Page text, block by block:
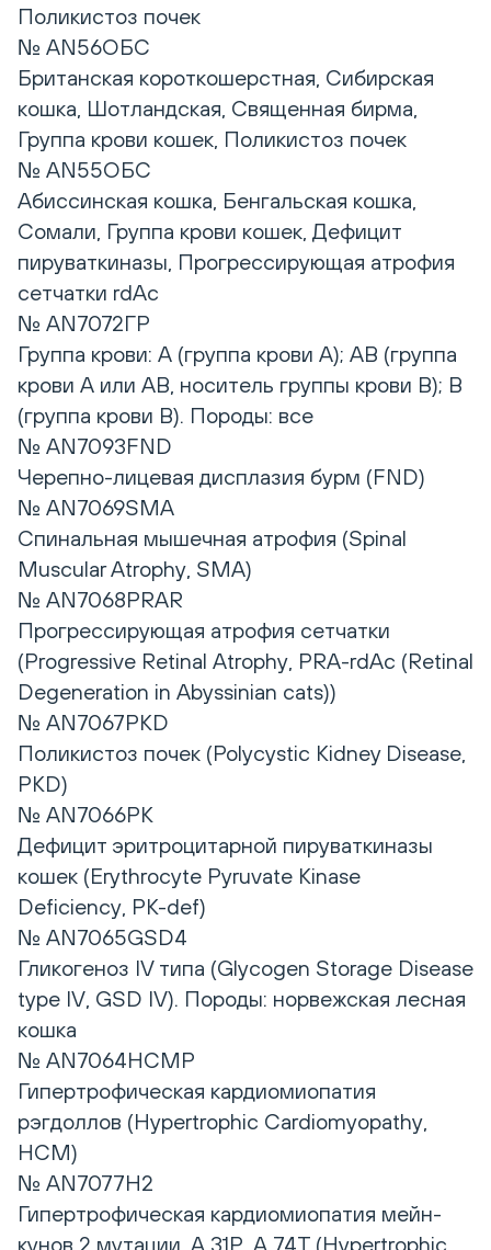
Поликистоз почек
№ AN56ОБС
Британская короткошерстная, Сибирская
кошка, Шотландская, Священная бирма,
Группа крови кошек, Поликистоз почек
№ AN55ОБС
Абиссинская кошка, Бенгальская кошка,
Сомали, Группа крови кошек, Дефицит
пируваткиназы, Прогрессирующая атрофия
сетчатки rdAc
№ AN7072ГР
Группа крови: A (группа крови А); AB (группа
крови А или АB, носитель группы крови B); B
(группа крови B). Породы: все
№ AN7093FND
Черепно-лицевая дисплазия бурм (FND)
№ AN7069SMA
Спинальная мышечная атрофия (Spinal
Muscular Atrophy, SMA)
№ AN7068PRAR
Прогрессирующая атрофия сетчатки
(Progressive Retinal Atrophy, PRA-rdAc (Retinal
Degeneration in Abyssinian cats))
№ AN7067PKD
Поликистоз почек (Polycystic Kidney Disease,
PKD)
№ AN7066PK
Дефицит эритроцитарной пируваткиназы
кошек (Erythrocyte Pyruvate Kinase
Deficiency, PK-def)
№ AN7065GSD4
Гликогеноз IV типа (Glycogen Storage Disease
type IV, GSD IV). Породы: норвежская лесная
кошка
№ AN7064HCMP
Гипертрофическая кардиомиопатия
рэгдоллов (Hypertrophic Сardiomyopathy,
HCM)
№ AN7077H2
Гипертрофическая кардиомиопатия мейн-
кунов 2 мутации, А 31Р, А 74Т (Hypertrophic